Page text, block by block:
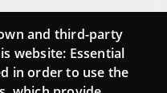
and third-party
website: Essential
in order to use the